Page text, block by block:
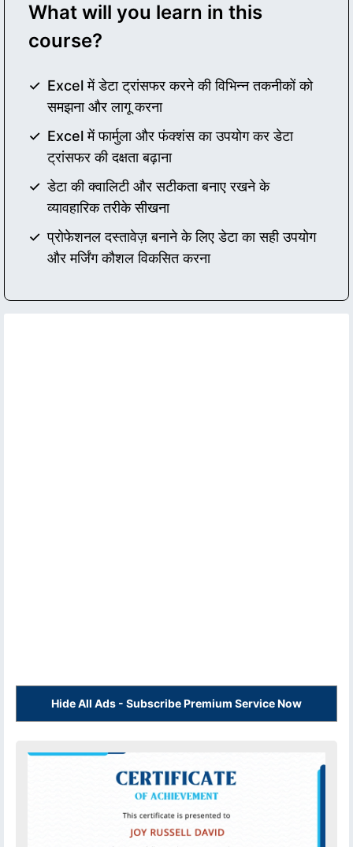
What will you learn in this
course?
Excel में डेटा ट्रांसफर करने की विभिन्न तकनीकों को
समझना और लागू करना
Excel में फार्मुला और फंक्शंस का उपयोग कर डेटा
ट्रांसफर की दक्षता बढ़ाना
डेटा की क्वालिटी और सटीकता बनाए रखने के
व्यावहारिक तरीके सीखना
प्रोफेशनल दस्तावेज़ बनाने के लिए डेटा का सही उपयोग
और मर्जिंग कौशल विकसित करना
Hide All Ads - Subscribe Premium Service Now